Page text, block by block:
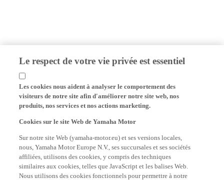
Le respect de votre vie privée est essentiel
Les cookies nous aident à analyser le comportement des
visiteurs de notre site afin d'améliorer notre site web, nos
produits, nos services et nos actions marketing.
Cookies sur le site Web de Yamaha Motor
Sur notre site Web (yamaha-motor.eu) et ses versions locales,
nous, Yamaha Motor Europe N.V., ses succursales et ses sociétés
affiliées, utilisons des cookies, y compris des techniques
similaires aux cookies, telles que JavaScript et les balises Web.
Nous utilisons des cookies fonctionnels pour permettre à notre